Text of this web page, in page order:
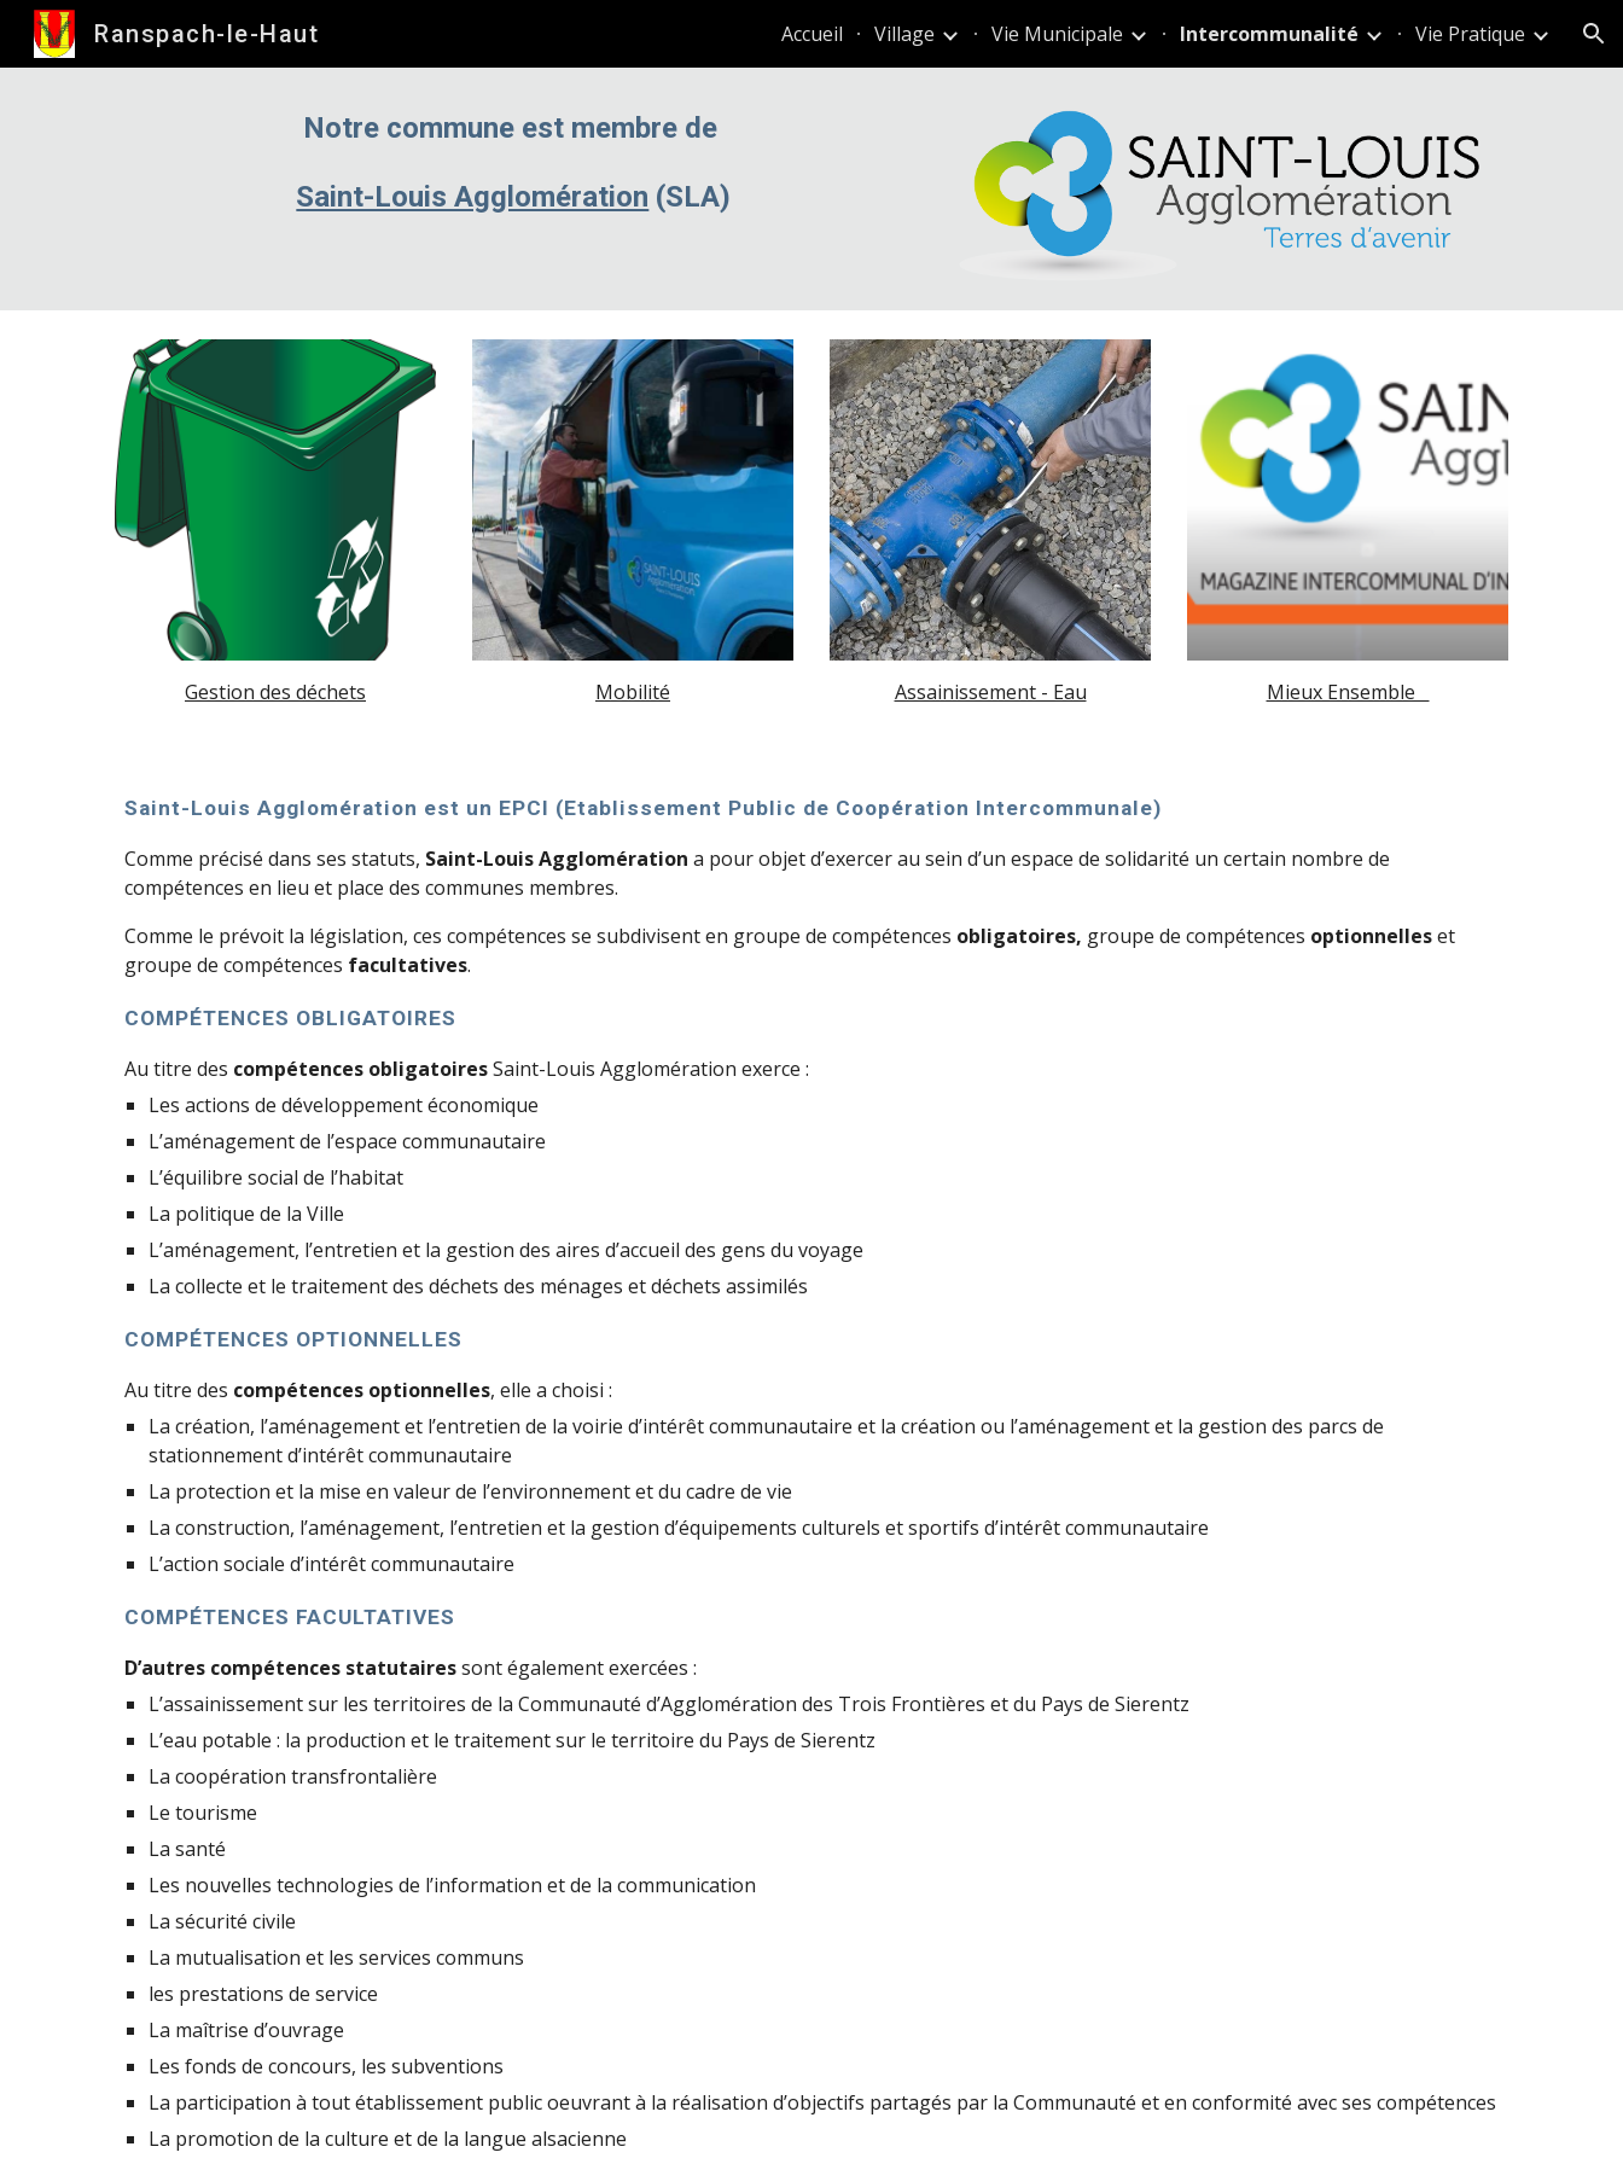
Skip to navigation
Ranspach-le-Haut Accueil Village Vie Municipale Intercommunalité Vie Pratique
Notre commune est membre de
Saint-Louis Agglomération (SLA)
Gestion des déchets Mobilité Assainissement - Eau Mieux Ensemble
Saint-Louis Agglomération est un EPCI (Etablissement Public de Coopération Intercommunale)
Comme précisé dans ses statuts, Saint-Louis Agglomération a pour objet d’exercer au sein d’un espace de solidarité un certain nombre de
compétences en lieu et place des communes membres.
Comme le prévoit la législation, ces compétences se subdivisent en groupe de compétences obligatoires, groupe de compétences optionnelles et
groupe de compétences facultatives.
COMPÉTENCES OBLIGATOIRES
Au titre des compétences obligatoires Saint-Louis Agglomération exerce :
Les actions de développement économique
L’aménagement de l’espace communautaire
L’équilibre social de l’habitat
La politique de la Ville
L’aménagement, l’entretien et la gestion des aires d’accueil des gens du voyage
La collecte et le traitement des déchets des ménages et déchets assimilés
COMPÉTENCES OPTIONNELLES
Au titre des compétences optionnelles, elle a choisi :
La création, l’aménagement et l’entretien de la voirie d’intérêt communautaire et la création ou l’aménagement et la gestion des parcs de
stationnement d’intérêt communautaire
La protection et la mise en valeur de l’environnement et du cadre de vie
La construction, l’aménagement, l’entretien et la gestion d’équipements culturels et sportifs d’intérêt communautaire
L’action sociale d’intérêt communautaire
COMPÉTENCES FACULTATIVES
D’autres compétences statutaires sont également exercées :
L’assainissement sur les territoires de la Communauté d’Agglomération des Trois Frontières et du Pays de Sierentz
L’eau potable : la production et le traitement sur le territoire du Pays de Sierentz
La coopération transfrontalière
Le tourisme
La santé
Les nouvelles technologies de l’information et de la communication
La sécurité civile
La mutualisation et les services communs
les prestations de service
La maîtrise d’ouvrage
Les fonds de concours, les subventions
La participation à tout établissement public oeuvrant à la réalisation d’objectifs partagés par la Communauté et en conformité avec ses compétences
La promotion de la culture et de la langue alsacienne